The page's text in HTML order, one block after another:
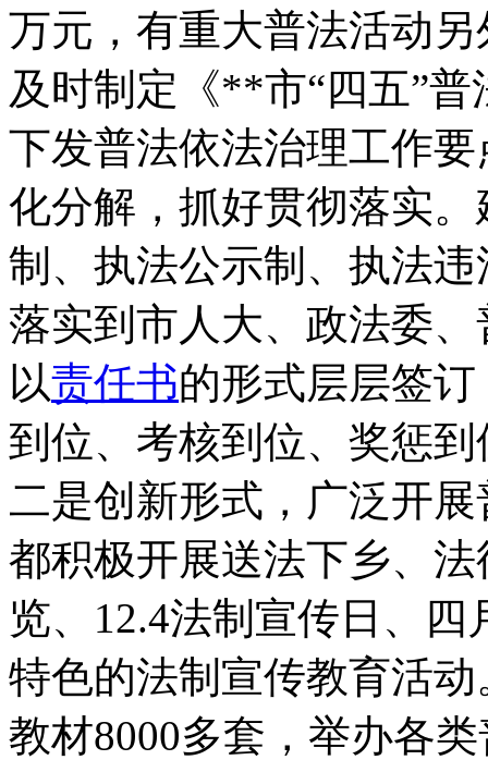
万元，有重大普法活动
及时制定《**市“四五”
下发普法依法治理工作
化分解，抓好贯彻落实
制、执法公示制、执法
落实到市人大、政法委
以责任书的形式层层签
到位、考核到位、奖惩到
二是创新形式，广泛开
都积极开展送法下乡、
览、12.4法制宣传日、
特色的法制宣传教育活
教材8000多套，举办各